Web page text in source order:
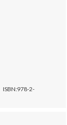
ISBN:978-2-